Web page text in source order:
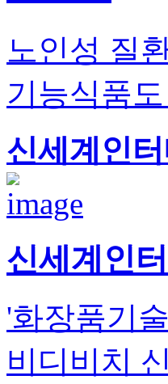
노인성 질
기능식품
신세계인
신세계인
'화장품기
비디비치